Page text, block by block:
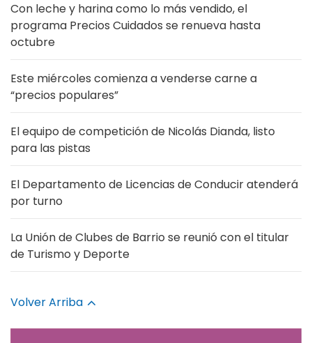
Con leche y harina como lo más vendido, el
programa Precios Cuidados se renueva hasta
octubre
Este miércoles comienza a venderse carne a
“precios populares”
El equipo de competición de Nicolás Dianda, listo
para las pistas
El Departamento de Licencias de Conducir atenderá
por turno
La Unión de Clubes de Barrio se reunió con el titular
de Turismo y Deporte
Volver Arriba